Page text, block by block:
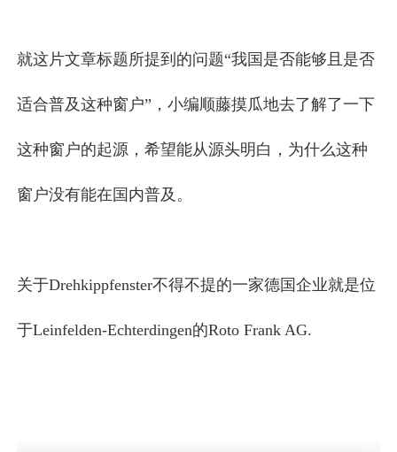
就这片文章标题所提到的问题“我国是否能够且是否
适合普及这种窗户”，小编顺藤摸瓜地去了解了一下
这种窗户的起源，希望能从源头明白，为什么这种
窗户没有能在国内普及。
关于Drehkippfenster不得不提的一家德国企业就是位
于Leinfelden-Echterdingen的Roto Frank AG.